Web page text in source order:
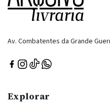
Av. Combatentes da Grande
Explorar